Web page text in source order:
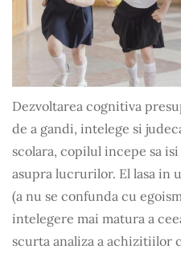
Dezvoltarea cognitiva
de a gandi, intelege si
scolara, copilul incepe sa
asupra lucrurilor. El lasa in
(a nu se confunda cu
intelegere mai matura a
scurta analiza a achizitiilor